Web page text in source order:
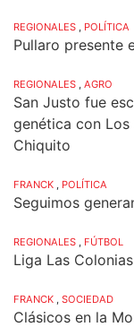
REGIONALES , POLÍTICA
Pullaro presente
REGIONALES , AGRO
San Justo fue
genética con Los
Chiquito
FRANCK , POLÍTICA
Seguimos
REGIONALES , FÚTBOL
Liga Las
FRANCK , SOCIEDAD
Clásicos en la